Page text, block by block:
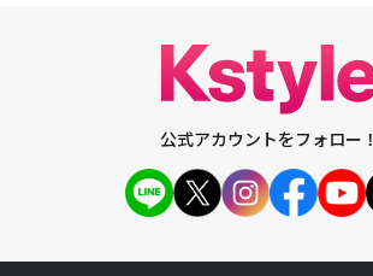
公式アカウントをフォロー！